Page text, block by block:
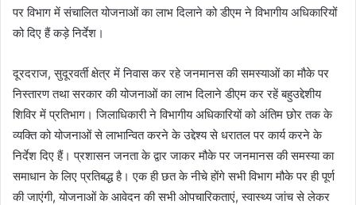
पर विभाग में संचालित योजनाओं का लाभ दिलाने को डीएम ने विभागीय अधिकारियों
को दिए हैं कड़े निर्देश।
दूरदराज, सुदूरवर्ती क्षेत्र में निवास कर रहे जनमानस की समस्याओं का मौके पर
निस्तारण तथा सरकार की योजनाओं का लाभ दिलाने डीएम कर रहें बहुउद्देशीय
शिविर में प्रतिभाग। जिलाधिकारी ने विभागीय अधिकारियों को अंतिम छोर तक के
व्यक्ति को योजनाओं से लाभान्वित करने के उद्देश्य से धरातल पर कार्य करने के
निर्देश दिए हैं। प्रशासन जनता के द्वार जाकर मौके पर जनमानस की समस्या का
समाधान के लिए प्रतिबद्ध है। एक ही छत के नीचे होंगे सभी विभाग मौके पर ही पूर्ण
की जाएंगी, योजनाओं के आवेदन की सभी ओपचारिकताएं, स्वास्थ्य जांच से लेकर